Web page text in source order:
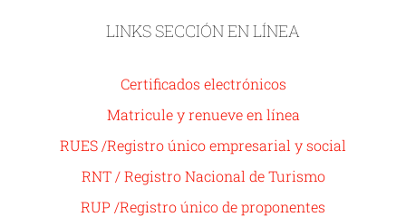
LINKS SECCIÓN EN LÍNEA
Certificados electrónicos
Matricule y renueve en línea
RUES /Registro único empresarial y social
RNT / Registro Nacional de Turismo
RUP /Registro único de proponentes